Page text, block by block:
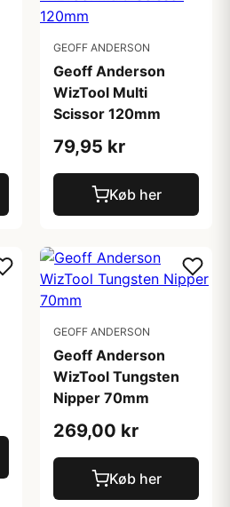
GEOFF ANDERSON
Geoff Anderson
WizTool Multi
Scissor 120mm
79,95 kr
Køb her
GEOFF ANDERSON
Geoff Anderson
WizTool Tungsten
Nipper 70mm
269,00 kr
Køb her